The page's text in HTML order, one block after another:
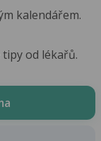
kalendářem.
od lékařů.